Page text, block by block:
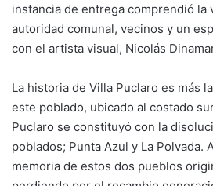
instancia de entrega comprendió la
autoridad comunal, vecinos y un
con el artista visual, Nicolás
La historia de Villa Puclaro es más
este poblado, ubicado al costado
Puclaro se constituyó con la
poblados; Punta Azul y La Polvada.
memoria de estos dos pueblos